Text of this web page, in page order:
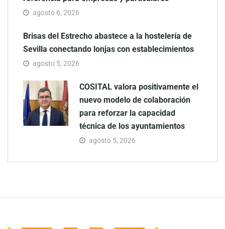
agosto 6, 2026
Brisas del Estrecho abastece a la hostelería de
Sevilla conectando lonjas con establecimientos
agosto 5, 2026
COSITAL valora positivamente el
nuevo modelo de colaboración
para reforzar la capacidad
técnica de los ayuntamientos
agosto 5, 2026